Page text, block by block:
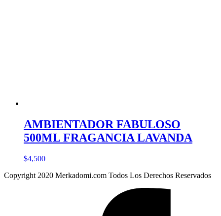
AMBIENTADOR FABULOSO
500ML FRAGANCIA LAVANDA
$4,500
Copyright 2020 Merkadomi.com Todos Los Derechos Reservados